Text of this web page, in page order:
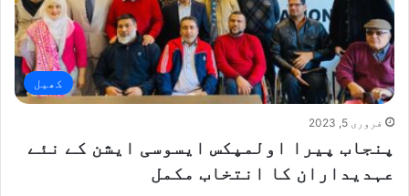
کھیل
فروری 5, 2023
پنجاب پیرا اولمپکس ایسوسی ایشن کے نئے
عہدیداران کا انتخاب مکمل